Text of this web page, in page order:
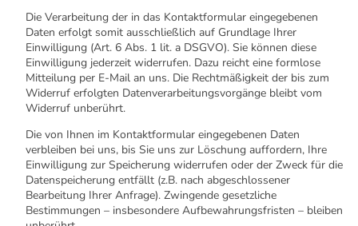
Die Verarbeitung der in das Kontaktformular eingegebenen
Daten erfolgt somit ausschließlich auf Grundlage Ihrer
Einwilligung (Art. 6 Abs. 1 lit. a DSGVO). Sie können diese
Einwilligung jederzeit widerrufen. Dazu reicht eine formlose
Mitteilung per E-Mail an uns. Die Rechtmäßigkeit der bis zum
Widerruf erfolgten Datenverarbeitungsvorgänge bleibt vom
Widerruf unberührt.
Die von Ihnen im Kontaktformular eingegebenen Daten
verbleiben bei uns, bis Sie uns zur Löschung auffordern, Ihre
Einwilligung zur Speicherung widerrufen oder der Zweck für die
Datenspeicherung entfällt (z.B. nach abgeschlossener
Bearbeitung Ihrer Anfrage). Zwingende gesetzliche
Bestimmungen – insbesondere Aufbewahrungsfristen – bleiben